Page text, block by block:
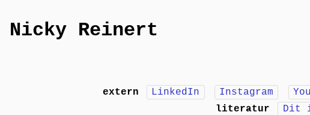
Nicky Reinert
extern LinkedIn Instagram
literatur
Dit